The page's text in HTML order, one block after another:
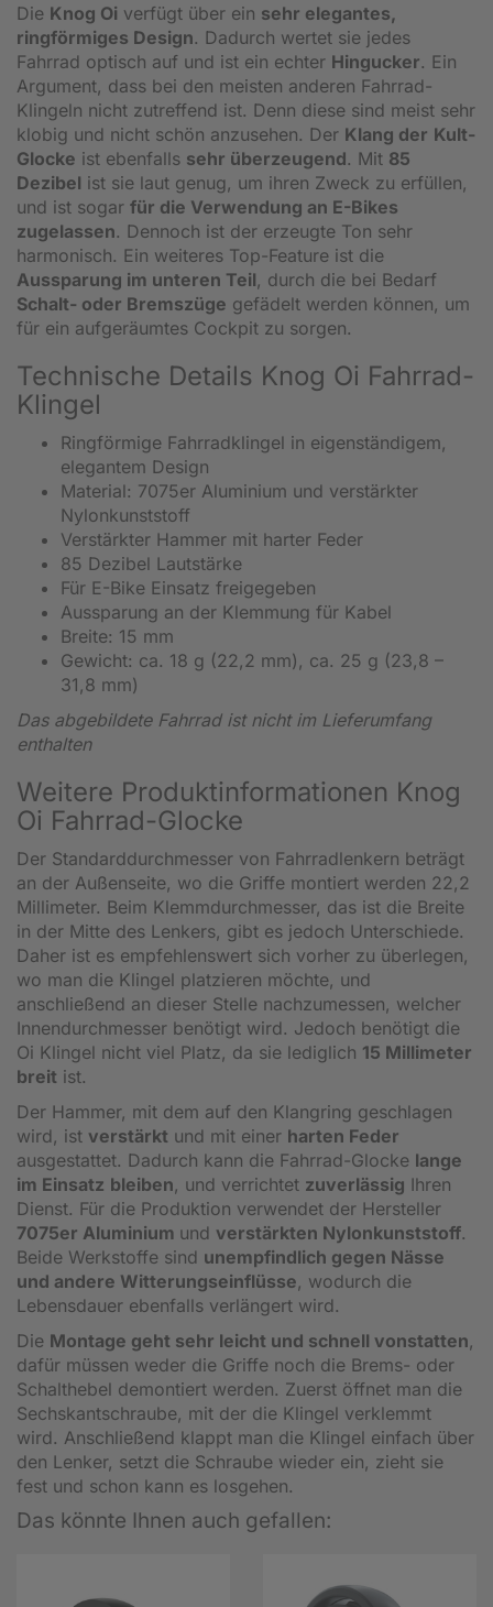
Die Knog Oi verfügt über ein sehr elegantes,
ringförmiges Design. Dadurch wertet sie jedes
Fahrrad optisch auf und ist ein echter Hingucker. Ein
Argument, dass bei den meisten anderen Fahrrad-
Klingeln nicht zutreffend ist. Denn diese sind meist sehr
klobig und nicht schön anzusehen. Der Klang der Kult-
Glocke ist ebenfalls sehr überzeugend. Mit 85
Dezibel ist sie laut genug, um ihren Zweck zu erfüllen,
und ist sogar für die Verwendung an E-Bikes
zugelassen. Dennoch ist der erzeugte Ton sehr
harmonisch. Ein weiteres Top-Feature ist die
Aussparung im unteren Teil, durch die bei Bedarf
Schalt- oder Bremszüge gefädelt werden können, um
für ein aufgeräumtes Cockpit zu sorgen.
Technische Details Knog Oi Fahrrad-
Klingel
Ringförmige Fahrradklingel in eigenständigem,
elegantem Design
Material: 7075er Aluminium und verstärkter
Nylonkunststoff
Verstärkter Hammer mit harter Feder
85 Dezibel Lautstärke
Für E-Bike Einsatz freigegeben
Aussparung an der Klemmung für Kabel
Breite: 15 mm
Gewicht: ca. 18 g (22,2 mm), ca. 25 g (23,8 –
31,8 mm)
Das abgebildete Fahrrad ist nicht im Lieferumfang
enthalten
Weitere Produktinformationen Knog
Oi Fahrrad-Glocke
Der Standarddurchmesser von Fahrradlenkern beträgt
an der Außenseite, wo die Griffe montiert werden 22,2
Millimeter. Beim Klemmdurchmesser, das ist die Breite
in der Mitte des Lenkers, gibt es jedoch Unterschiede.
Daher ist es empfehlenswert sich vorher zu überlegen,
wo man die Klingel platzieren möchte, und
anschließend an dieser Stelle nachzumessen, welcher
Innendurchmesser benötigt wird. Jedoch benötigt die
Oi Klingel nicht viel Platz, da sie lediglich 15 Millimeter
breit ist.
Der Hammer, mit dem auf den Klangring geschlagen
wird, ist verstärkt und mit einer harten Feder
ausgestattet. Dadurch kann die Fahrrad-Glocke lange
im Einsatz bleiben, und verrichtet zuverlässig Ihren
Dienst. Für die Produktion verwendet der Hersteller
7075er Aluminium und verstärkten Nylonkunststoff.
Beide Werkstoffe sind unempfindlich gegen Nässe
und andere Witterungseinflüsse, wodurch die
Lebensdauer ebenfalls verlängert wird.
Die Montage geht sehr leicht und schnell vonstatten,
dafür müssen weder die Griffe noch die Brems- oder
Schalthebel demontiert werden. Zuerst öffnet man die
Sechskantschraube, mit der die Klingel verklemmt
wird. Anschließend klappt man die Klingel einfach über
den Lenker, setzt die Schraube wieder ein, zieht sie
fest und schon kann es losgehen.
Das könnte Ihnen auch gefallen: